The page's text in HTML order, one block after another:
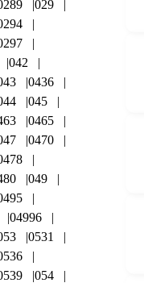
029
042
0436
045
0465
0470
049
04996
0531
054